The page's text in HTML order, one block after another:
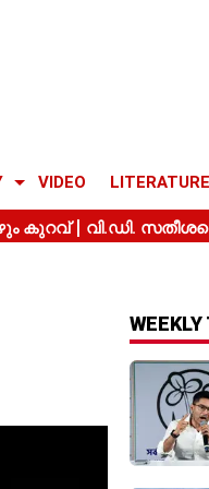
VIDEO LITERATURE